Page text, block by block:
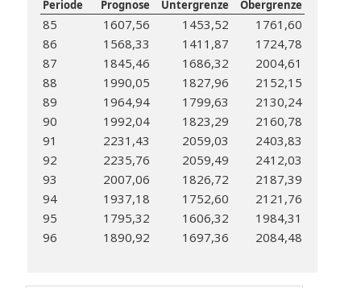
Periode Prognose Untergrenze Obergrenze
85 1607,56 1453,52
1761,60
86
1568,33 1411,87
1724,78
87
1845,46 1686,32
2004,61
88
1990,05 1827,96
2152,15
89
1964,94 1799,63
2130,24
90
1992,04 1823,29
2160,78
91
2231,43 2059,03
2403,83
92
2235,76 2059,49
2412,03
93
2007,06 1826,72
2187,39
94
1937,18 1752,60
2121,76
95
1795,32 1606,32
1984,31
96
1890,92 1697,36 2084,48